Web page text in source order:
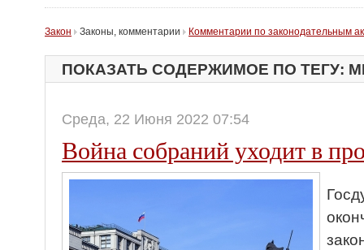
Закон Законы, комментарии Комментарии по законодательным
ПОКАЗАТЬ СОДЕРЖИМОЕ ПО ТЕГУ:
Среда, 22 Июня 2022 07:54
Война собраний уходит в